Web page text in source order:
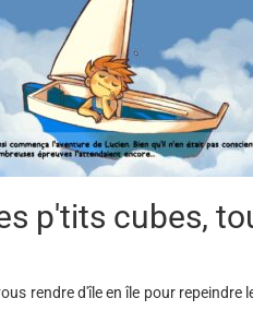
p'tits cubes,
rendre d'île en île pour repeindre